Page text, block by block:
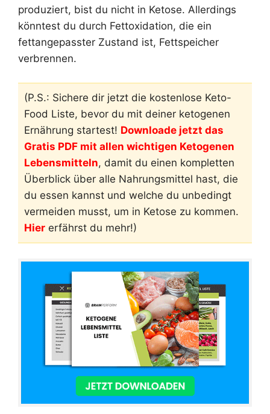
produziert, bist du nicht in Ketose. Allerdings
könntest du durch Fettoxidation, die ein
fettangepasster Zustand ist, Fettspeicher
verbrennen.
(P.S.: Sichere dir jetzt die kostenlose Keto-
Food Liste, bevor du mit deiner ketogenen
Ernährung startest! Downloade jetzt das
Gratis PDF mit allen wichtigen Ketogenen
Lebensmitteln, damit du einen kompletten
Überblick über alle Nahrungsmittel hast, die
du essen kannst und welche du unbedingt
vermeiden musst, um in Ketose zu kommen.
Hier erfährst du mehr!)